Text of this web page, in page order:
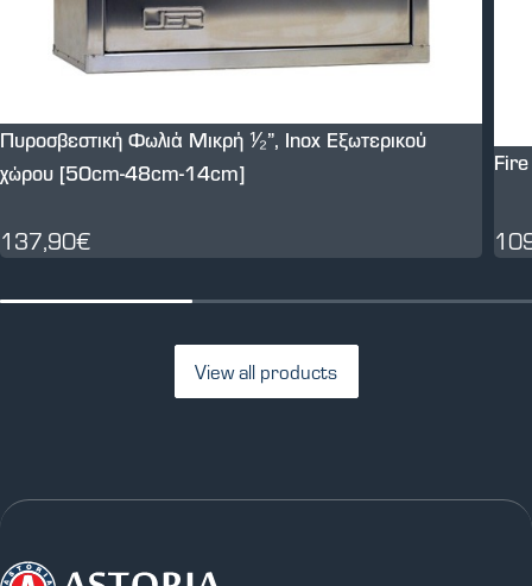
Πυροσβεστική Φωλιά Μικρή ⅟₂”, Inox Εξωτερικού
χώρου [50cm-48cm-14cm]
137,90€
View all products